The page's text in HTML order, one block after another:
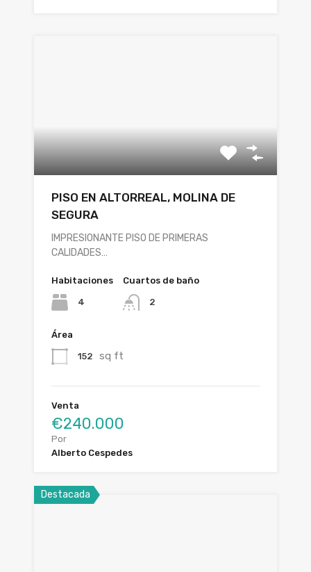
PISO EN ALTORREAL, MOLINA DE
SEGURA
IMPRESIONANTE PISO DE PRIMERAS
CALIDADES…
Habitaciones
4
Cuartos de baño
2
Área
152 sq ft
Venta
€240.000
Por
Alberto Cespedes
Destacada